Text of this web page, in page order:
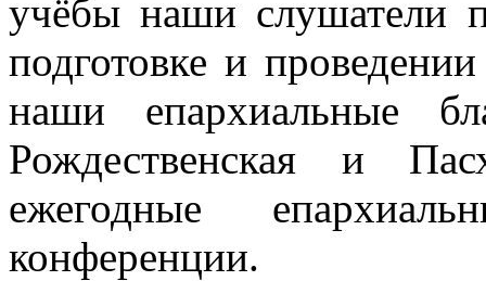
учёбы наши слушатели
подготовке и
наши епархиальные
Рождественская и
ежегодные
конференции.